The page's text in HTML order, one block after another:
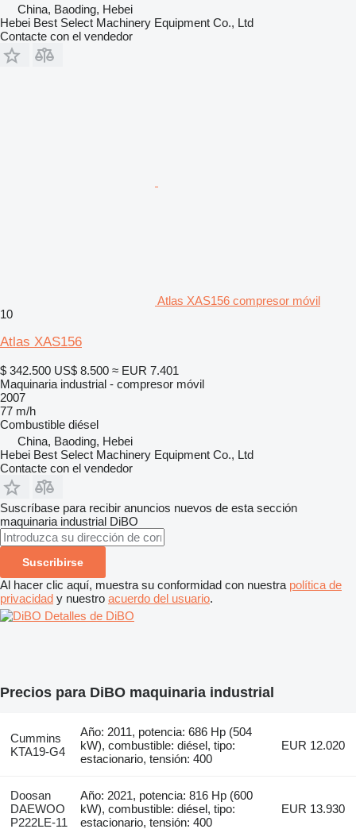
China, Baoding, Hebei
Hebei Best Select Machinery Equipment Co., Ltd
Contacte con el vendedor
Atlas XAS156 compresor móvil
10
Atlas XAS156
$ 342.500 US$ 8.500 ≈ EUR 7.401
Maquinaria industrial - compresor móvil
2007
77 m/h
Combustible diésel
China, Baoding, Hebei
Hebei Best Select Machinery Equipment Co., Ltd
Contacte con el vendedor
Suscríbase para recibir anuncios nuevos de esta sección
maquinaria industrial DiBO
Suscribirse
Al hacer clic aquí, muestra su conformidad con nuestra política de
privacidad y nuestro acuerdo del usuario.
Detalles de DiBO
Precios para DiBO maquinaria industrial
Cummins
KTA19-G4
Año: 2011, potencia: 686 Hp (504
kW), combustible: diésel, tipo:
estacionario, tensión: 400
EUR 12.020
Doosan
DAEWOO
P222LE-11
Año: 2021, potencia: 816 Hp (600
kW), combustible: diésel, tipo:
estacionario, tensión: 400
EUR 13.930